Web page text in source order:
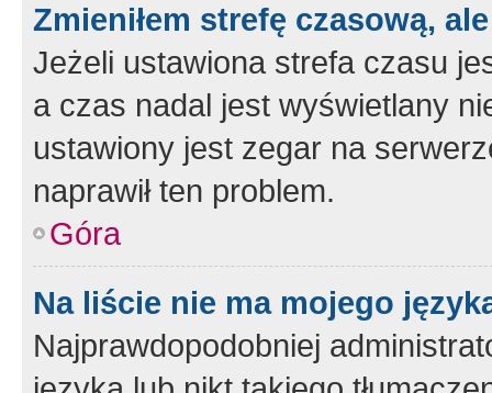
Zmieniłem strefę czasową,
Jeżeli ustawiona strefa czasu
a czas nadal jest wyświetlany
ustawiony jest zegar na
naprawił ten problem.
Góra
Na liście nie ma mojego
Najprawdopodobniej